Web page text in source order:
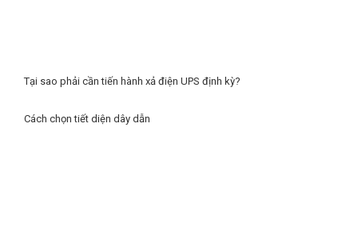
Tại sao phải cần tiến hành xả điện UPS định kỳ?
Cách chọn tiết diện dây dẫn